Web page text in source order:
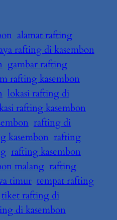
alamat rafting
rafting di kasembon
gambar rafting
rafting kasembon
lokasi rafting di
rafting kasembon
rafting di
kasembon rafting
rafting kasembon
malang rafting
timur tempat rafting
tiket rafting di
di kasembon